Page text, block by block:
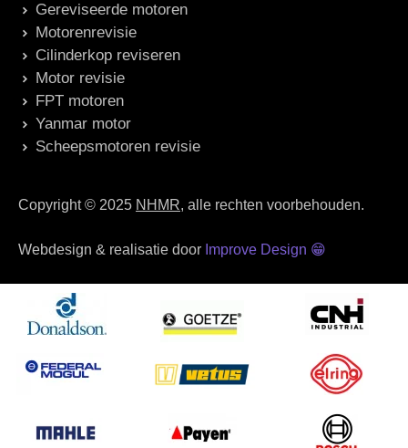
Gereviseerde motoren
Motorenrevisie
Cilinderkop reviseren
Motor revisie
FPT motoren
Yanmar motor
Scheepsmotoren revisie
Copyright © 2025 NHMR, alle rechten voorbehouden.
Webdesign & realisatie door Improve Design 😁